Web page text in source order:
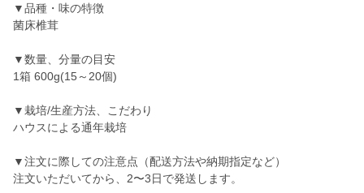
▼品種・味の特徴
菌床椎茸
▼数量、分量の目安
1箱 600g(15～20個)
▼栽培/生産方法、こだわり
ハウスによる通年栽培
▼注文に際しての注意点（配送方法や納期指定など）
注文いただいてから、2〜3日で発送します。